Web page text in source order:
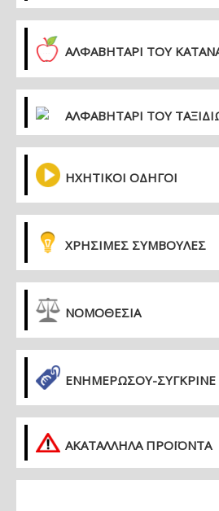
ΑΛΦΑΒΗΤΑΡΙ ΤΟΥ
ΑΛΦΑΒΗΤΑΡΙ ΤΟΥ
ΗΧΗΤΙΚΟΙ ΟΔΗΓΟΙ
ΧΡΗΣΙΜΕΣ ΣΥΜΒΟΥΛΕΣ
ΝΟΜΟΘΕΣΙΑ
ΕΝΗΜΕΡΏΣΟΥ-ΣΎΓΚΡΙΝΕ
ΑΚΑΤΑΛΛΗΛΑ ΠΡΟΪΟΝΤΑ